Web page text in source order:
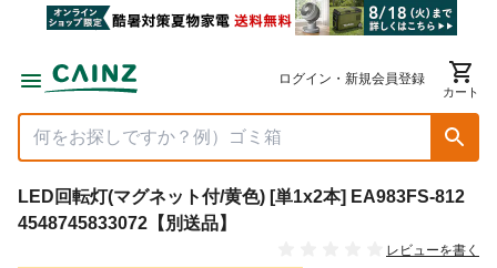
ログイン・新規会員登録
カート
LED回転灯(マグネット付/黄色) [単1x2本] EA983FS-812
4548745833072【別送品】
レビューを書く